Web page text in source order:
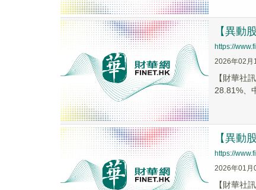
【異動
https://
2026年02月
【財華社
28.81%、
【異動
https://
2026年01月
【財華社